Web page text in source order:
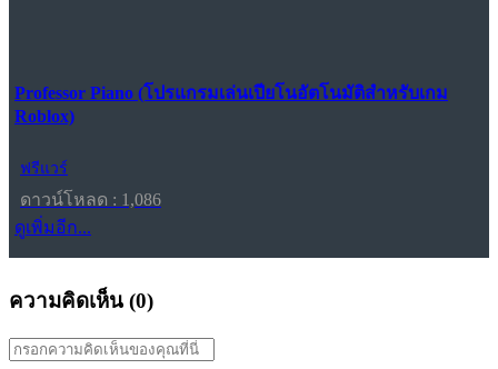
Professor Piano (โปรแกรมเล่นเปียโนอัตโนมัติสำหรับเกม
Roblox)
ฟรีแวร์
ดาวน์โหลด : 1,086
ดูเพิ่มอีก...
ความคิดเห็น (0)